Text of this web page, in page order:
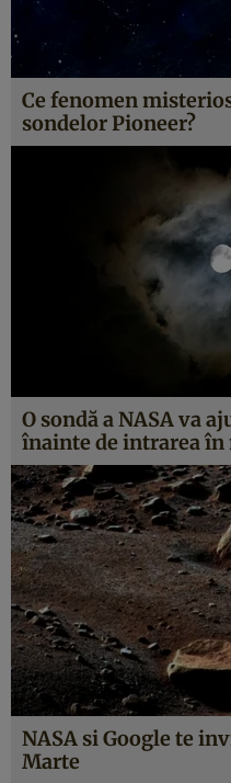
Ce fenomen
sondelor Pioneer?
O sondă a NASA va
înainte de intrarea în
NASA si Google te
Marte